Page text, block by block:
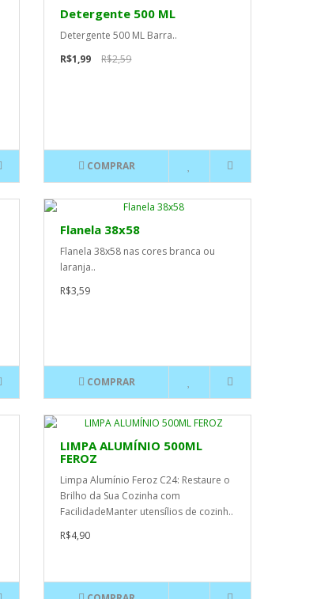
Detergente 500 ML
Detergente 500 ML Barra..
R$1,99
R$2,59
COMPRAR
Flanela 38x58
Flanela 38x58 nas cores branca ou
laranja..
R$3,59
COMPRAR
LIMPA ALUMÍNIO 500ML
FEROZ
Limpa Alumínio Feroz C24: Restaure o
Brilho da Sua Cozinha com
FacilidadeManter utensílios de cozinh..
R$4,90